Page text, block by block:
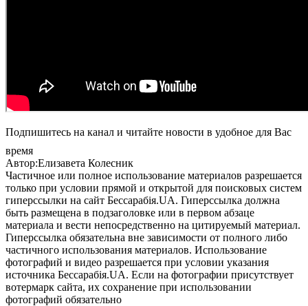
Подпишитесь на канал и читайте новости в удобное для Вас
время
Автор:Елизавета Колесник
Частичное или полное использование материалов разрешается
только при условии прямой и открытой для поисковых систем
гиперссылки на сайт Бессарабія.UA. Гиперссылка должна
быть размещена в подзаголовке или в первом абзаце
материала и вести непосредственно на цитируемый материал.
Гиперссылка обязательна вне зависимости от полного либо
частичного использования материалов. Использование
фотографий и видео разрешается при условии указания
источника Бессарабія.UA. Если на фотографии присутствует
вотермарк сайта, их сохранение при использовании
фотографий обязательно